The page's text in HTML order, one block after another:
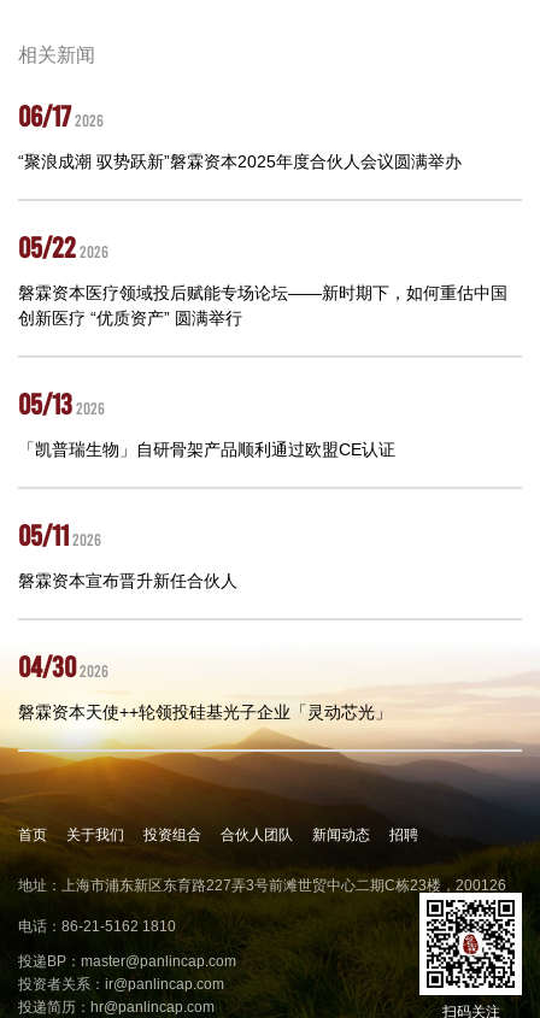
相关新闻
06/172026
“聚浪成潮 驭势跃新”磐霖资本2025年度合伙人会议圆满举办
05/222026
磐霖资本医疗领域投后赋能专场论坛——新时期下，如何重估中国
创新医疗 “优质资产” 圆满举行
05/132026
「凯普瑞生物」自研骨架产品顺利通过欧盟CE认证
05/112026
磐霖资本宣布晋升新任合伙人
04/302026
磐霖资本天使++轮领投硅基光子企业「灵动芯光」
首页 关于我们 投资组合 合伙人团队 新闻动态 招聘
地址：上海市浦东新区东育路227弄3号前滩世贸中心二期C栋23楼，200126
电话：86-21-5162 1810
投递BP： master@panlincap.com
投资者关系： ir@panlincap.com
投递简历： hr@panlincap.com 扫码关注